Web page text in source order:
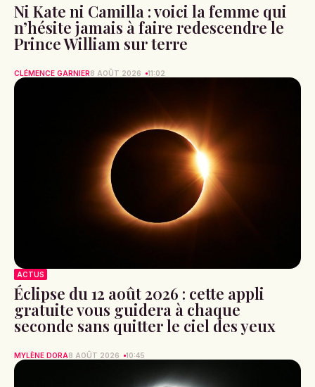
Ni Kate ni Camilla : voici la femme qui
n’hésite jamais à faire redescendre le
Prince William sur terre
CLÉMENCE GARNIER8 AOÛT 2026 11:02
ACTUS
Éclipse du 12 août 2026 : cette appli
gratuite vous guidera à chaque
seconde sans quitter le ciel des yeux
MYLÈNE DORA8 AOÛT 2026 10:45